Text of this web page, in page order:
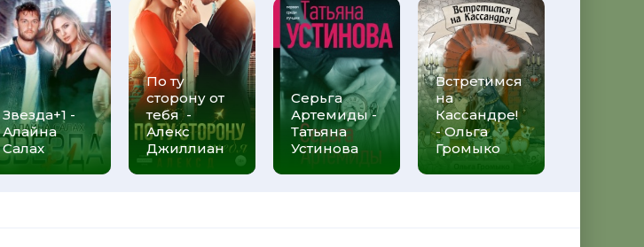
Звезда+1 -
Алайна
Салах
По ту
сторону от
тебя -
Алекс
Джиллиан
Серьга
Артемиды -
Татьяна
Устинова
Встретимся
на
Кассандре!
- Ольга
Громыко